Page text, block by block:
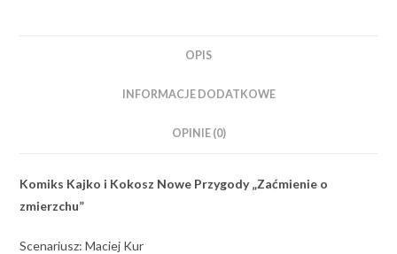
OPIS
INFORMACJE DODATKOWE
OPINIE (0)
Komiks Kajko i Kokosz Nowe Przygody „Zaćmienie o
zmierzchu”
Scenariusz: Maciej Kur